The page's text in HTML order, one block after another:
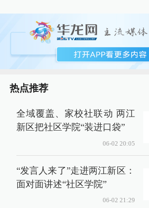
热点推荐
全域覆盖、家校社联动 两江
新区把社区学院“装进口袋”
06-02 20:05
“发言人来了”走进两江新区：
面对面讲述“社区学院”
06-02 21:29